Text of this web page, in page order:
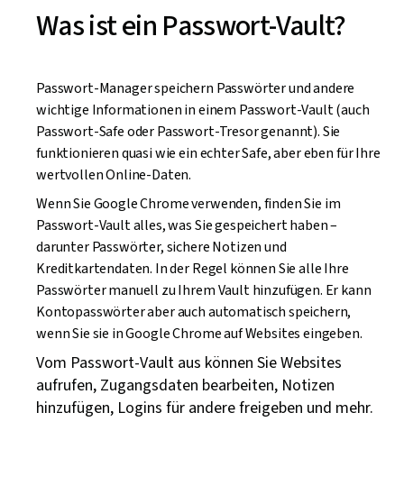
Was ist ein Passwort-Vault?
Passwort-Manager speichern Passwörter und andere
wichtige Informationen in einem Passwort-Vault (auch
Passwort-Safe oder Passwort-Tresor genannt). Sie
funktionieren quasi wie ein echter Safe, aber eben für Ihre
wertvollen Online-Daten.
Wenn Sie Google Chrome verwenden, finden Sie im
Passwort-Vault alles, was Sie gespeichert haben –
darunter Passwörter, sichere Notizen und
Kreditkartendaten. In der Regel können Sie alle Ihre
Passwörter manuell zu Ihrem Vault hinzufügen. Er kann
Kontopasswörter aber auch automatisch speichern,
wenn Sie sie in Google Chrome auf Websites eingeben.
Vom Passwort-Vault aus können Sie Websites
aufrufen, Zugangsdaten bearbeiten, Notizen
hinzufügen, Logins für andere freigeben und mehr.